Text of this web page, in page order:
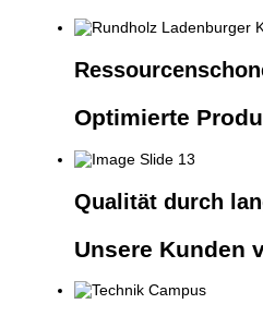
Optimierte
Qualität durch
Unsere Kunden